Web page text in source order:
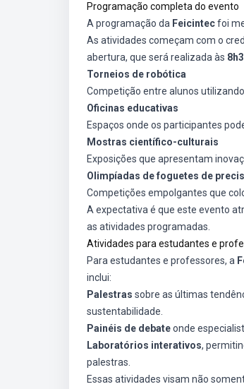
Programação completa do evento
A programação da Feicintecfoi
As atividades começam com o
abertura, que será realizada às
Torneios de robótica
Competição entre alunos
Oficinas educativas
Espaços onde os participantes
Mostras científico-culturais
Exposições que apresentam
Olimpíadas de foguetes de
Competições empolgantes que
A expectativa é que este evento
as atividades programadas.
Atividades para estudantes e
Para estudantes e professores, a
inclui:
Palestras sobre as últimas
sustentabilidade.
Painéis de debateonde
Laboratórios interativos,
palestras.
Essas atividades visam não